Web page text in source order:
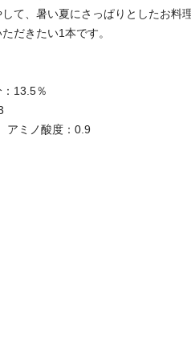
て、暑い夏にさっぱりとしたお料
だきたい1本です。
13.5％
ミノ酸度：0.9